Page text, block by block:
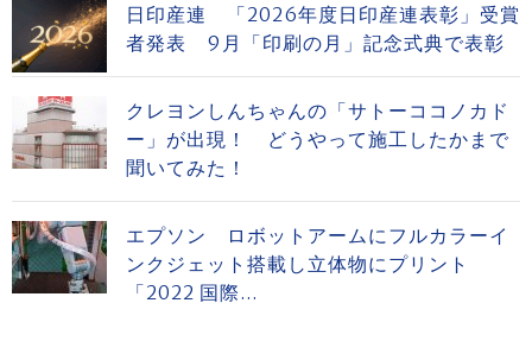
日印産連 「2026年度日印産連表彰」受賞
者発表 9月「印刷の月」記念式典で表彰
クレヨンしんちゃんの「サトーココノカド
ー」が出現！ どうやって施工したかまで
聞いてみた！
エプソン ロボットアームにフルカラーイ
ンクジェット搭載し立体物にプリント
「2022 国際...